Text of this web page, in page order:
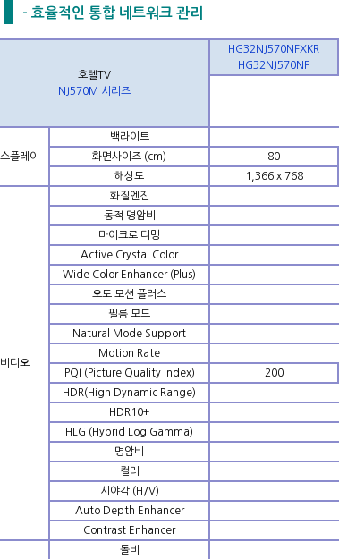
- 효율적인 통합 네트워크 관리
호텔TV
NJ570M 시리즈
HG32NJ570NFXKR
HG32NJ570NF
플레이
백라이트
화면사이즈 (cm)
80
해상도
1,366 x 768
비디오
화질엔진
동적 명암비
마이크로 디밍
Active Crystal Color
Wide Color Enhancer (Plus)
오토 모션 플러스
필름 모드
Natural Mode Support
Motion Rate
PQI (Picture Quality Index)
200
HDR(High Dynamic Range)
HDR10+
HLG (Hybrid Log Gamma)
명암비
컬러
시야각 (H/V)
Auto Depth Enhancer
Contrast Enhancer
돌비